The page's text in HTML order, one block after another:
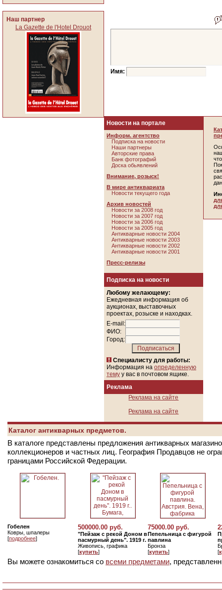
Наш партнер
La Gazette de l'Hotel Drouot
Имя:
Новости на портале
Информ. агентство
Подписка на новости
Наши партнеры
Авторские права
Банк фотографий
Доска обьявлений
Внимание, розыск!
В мире антиквариата
Новости текущего года
Архив новостей
Новости за 2008 год
Новости за 2007 год
Новости за 2006 год
Новости за 2005 год
Антикварные новости 2004
Антикварные новости 2003
Антикварные новости 2002
Антикварные новости 2001
Пресс-релизы
Подписка на новости
Любому желающему:
Ежедневная информация об
аукционах, выставочных
проектах, розыске и находках.
E-mail:
ФИО:
Город:
Специалисту для работы:
Информация на определенную
тему у вас в почтовом ящике.
Реклама
Реклама на сайте
Реклама на сайте
Каталог антикварных предметов.
В каталоге представлены предложения антикварных
коллекционеров и частных лиц. География Продавцов не
границами Российской Федерации.
Гобелен
Ковры, шпалеры
[подробнее]
500000.00 руб.
"Пейзаж с рекой Доном в
пасмурный день". 1919 г.
Живопись, графика
[купить]
75000.00 руб.
Пепельница с фигурой
павлина
Бронза
[купить]
[
Вы можете ознакомиться со всеми предметами,